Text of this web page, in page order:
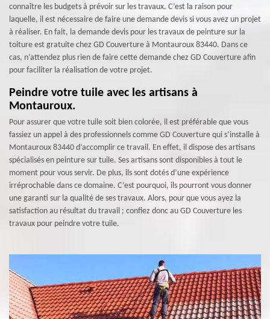
connaître les budgets à prévoir sur les travaux. C’est la raison pour
laquelle, il est nécessaire de faire une demande devis si vous avez un projet
à réaliser. En fait, la demande devis pour les travaux de peinture sur la
toiture est gratuite chez GD Couverture à Montauroux 83440. Dans ce
cas, n’attendez plus rien de faire cette demande chez GD Couverture afin
pour faciliter la réalisation de votre projet.
Peindre votre tuile avec les artisans à
Montauroux.
Pour assurer que votre tuile soit bien colorée, il est préférable que vous
fassiez un appel à des professionnels comme GD Couverture qui s’installe à
Montauroux 83440 d’accomplir ce travail. En effet, il dispose des artisans
spécialisés en peinture sur tuile. Ses artisans sont disponibles à tout le
moment pour vous servir. De plus, ils sont dotés d’une expérience
irréprochable dans ce domaine. C’est pourquoi, ils pourront vous donner
une garanti sur la qualité de ses travaux. Alors, pour que vous ayez la
satisfaction au résultat du travail ; confiez donc au GD Couverture les
travaux pour peindre votre tuile.